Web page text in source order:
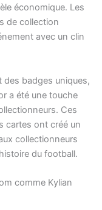
économique. Les
de collection
avec un clin
des badges uniques,
a été une touche
Ces
cartes ont créé un
collectionneurs
du football.
comme Kylian